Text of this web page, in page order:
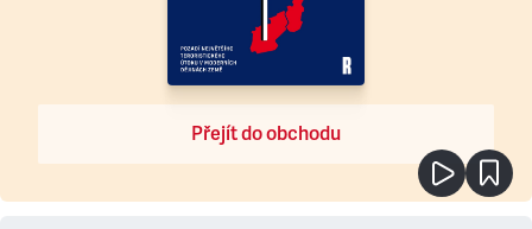
Přejít do obchodu